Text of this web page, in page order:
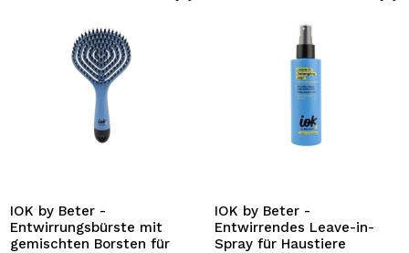
IOK by Beter -
Entwirrungsbürste mit
gemischten Borsten für
IOK by Beter -
Entwirrendes Leave-in-
Spray für Haustiere